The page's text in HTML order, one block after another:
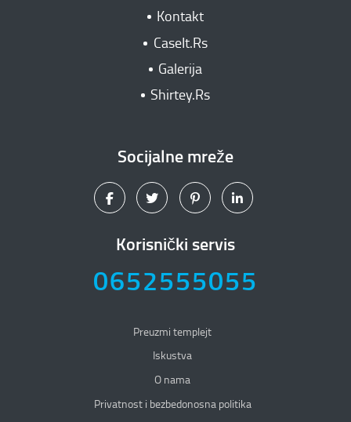
Kontakt
CaseIt.Rs
Galerija
Shirtey.Rs
Socijalne mreže
Korisnički servis
0652555055
Preuzmi templejt
Iskustva
O nama
Privatnost i bezbedonosna politika
Privatnost i bezbedonosna politika